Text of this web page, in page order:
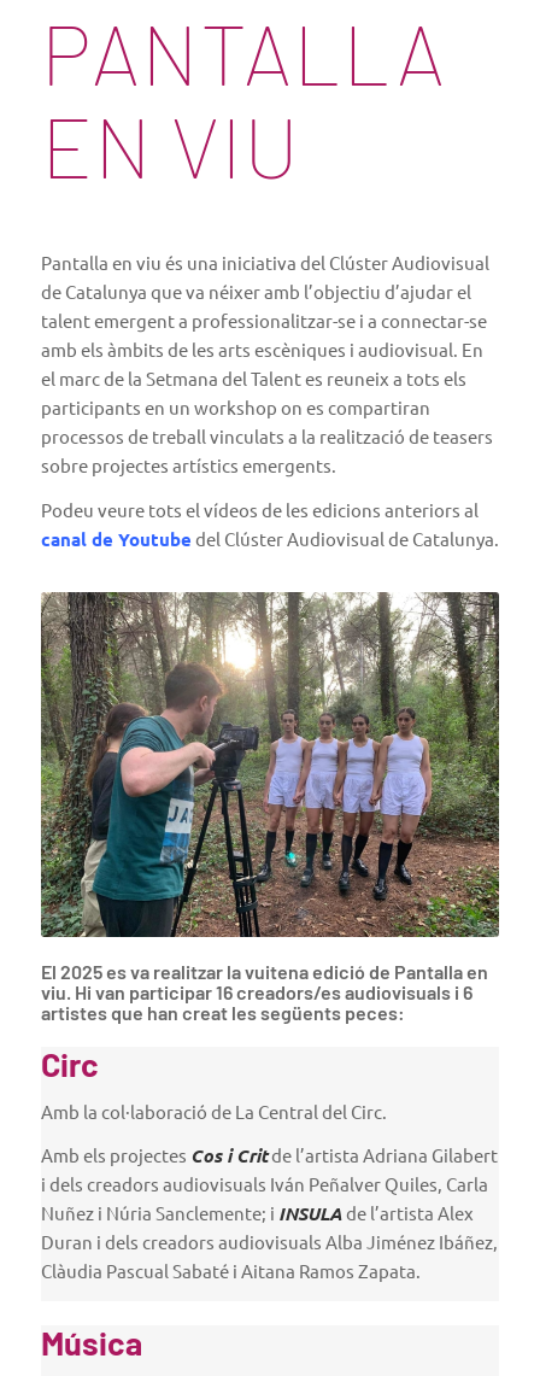
PANTALLA
EN VIU
Pantalla en viu és una iniciativa del Clúster Audiovisual
de Catalunya que va néixer amb l’objectiu d’ajudar el
talent emergent a professionalitzar-se i a connectar-se
amb els àmbits de les arts escèniques i audiovisual. En
el marc de la Setmana del Talent es reuneix a tots els
participants en un workshop on es compartiran
processos de treball vinculats a la realització de teasers
sobre projectes artístics emergents.
Podeu veure tots el vídeos de les edicions anteriors al
canal de Youtube del Clúster Audiovisual de Catalunya.
El 2025 es va realitzar la vuitena edició de Pantalla en
viu. Hi van participar 16 creadors/es audiovisuals i 6
artistes que han creat les següents peces:
Circ
Amb la col·laboració de La Central del Circ.
Amb els projectes Cos i Critde l’artista Adriana Gilabert
i dels creadors audiovisuals Iván Peñalver Quiles, Carla
Nuñez i Núria Sanclemente; i INSULAde l’artista Alex
Duran i dels creadors audiovisuals Alba Jiménez Ibáñez,
Clàudia Pascual Sabaté i Aitana Ramos Zapata.
Música